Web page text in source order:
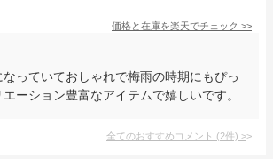
価格と在庫を楽天でチェック >>
っていておしゃれで梅雨の時期にもぴっ
ーション豊富なアイテムで嬉しいです。
全てのおすすめコメント (2件) >